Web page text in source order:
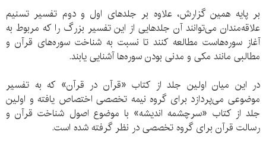
بر پایه همین گزارش، علاوه بر جلدهای اول و دوم تفسیر تسنیم
علاقه‌مندان می‌توانند آن جلدهایی از این تفسیر بزرگ را که مربوط به
آغاز سوره‌هاست مطالعه کنند تا نسبت به شناخت سوره‌های قرآن و
مطالبی مانند مکی و مدنی بودن سوره‌ها آشنایی یابند.
در این میان اولین جلد از کتاب «قرآن در قرآن» که به تفسیر
موضوعی می‌پردازد برای گروه نیمه تخصصی اختصاص یافته و اولین
جلد از کتاب «سرچشمه اندیشه» با موضوع اصول شناخت قرآن و
رسالت قرآن برای گروه تخصصی در نظر گرفته شده است.